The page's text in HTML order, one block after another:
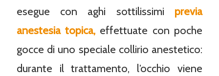
esegue con aghi sottilissimi previa
anestesia topica, effettuate con poche
gocce di uno speciale collirio anestetico:
durante il trattamento, l’occhio viene